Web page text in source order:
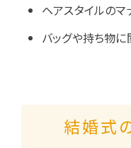
ヘアスタイルのマ
バッグや持ち物に
結婚式